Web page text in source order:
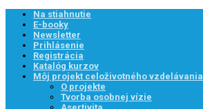
Na stiahnutie
E-booky
Newsletter
Prihlásenie
Registrácia
Katalóg kurzov
Môj projekt celoživotného vzdelávania
O projekte
Tvorba osobnej vízie